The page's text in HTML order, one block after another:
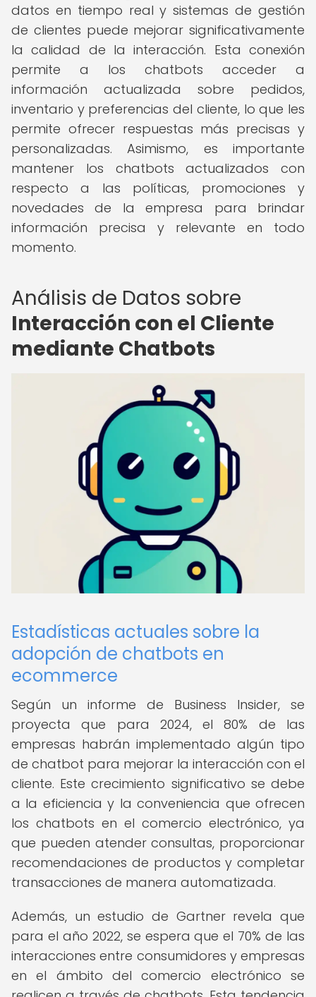
datos en tiempo real y sistemas de gestión
de clientes puede mejorar significativamente
la calidad de la interacción. Esta conexión
permite a los chatbots acceder a
información actualizada sobre pedidos,
inventario y preferencias del cliente, lo que les
permite ofrecer respuestas más precisas y
personalizadas. Asimismo, es importante
mantener los chatbots actualizados con
respecto a las políticas, promociones y
novedades de la empresa para brindar
información precisa y relevante en todo
momento.
Análisis de Datos sobre
Interacción con el Cliente
mediante Chatbots
Estadísticas actuales sobre la
adopción de chatbots en
ecommerce
Según un informe de Business Insider, se
proyecta que para 2024, el 80% de las
empresas habrán implementado algún tipo
de chatbot para mejorar la interacción con el
cliente. Este crecimiento significativo se debe
a la eficiencia y la conveniencia que ofrecen
los chatbots en el comercio electrónico, ya
que pueden atender consultas, proporcionar
recomendaciones de productos y completar
transacciones de manera automatizada.
Además, un estudio de Gartner revela que
para el año 2022, se espera que el 70% de las
interacciones entre consumidores y empresas
en el ámbito del comercio electrónico se